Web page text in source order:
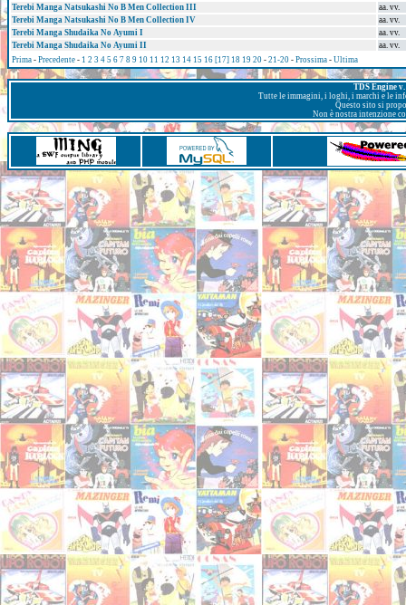
Terebi Manga Natsukashi No B Men Collection III
aa. vv.
Terebi Manga Natsukashi No B Men Collection IV
aa. vv.
Terebi Manga Shudaika No Ayumi I
aa. vv.
Terebi Manga Shudaika No Ayumi II
aa. vv.
Prima - Precedente - 1 2 3 4 5 6 7 8 9 10 11 12 13 14 15 16 [17] 18 19 20 - 21-20 - Prossima - Ultima
TDS Engine
Tutte le immagini, i loghi, i marchi e le
Questo sito si
Non è nostra intenzione